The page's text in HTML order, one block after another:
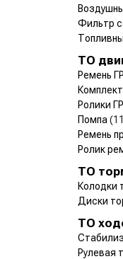
Фильтр
ТО
Ремень
Ролики
Помпа
Ремень
Ролик
ТО
Колодки
Диски
ТО
Рулевая